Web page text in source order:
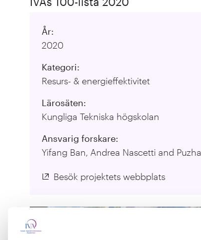
År:
2020
Kategori:
Resurs- & energieffektivitet
Lärosäten:
Kungliga Tekniska högskolan
Ansvarig forskare:
Yifang Ban, Andrea Nascetti and
Besök projektets webbplats